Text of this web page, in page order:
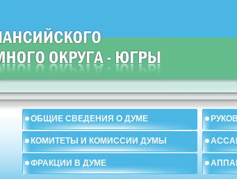
ОБЩИЕ СВЕДЕНИЯ О ДУМЕ
КОМИТЕТЫ И КОМИССИИ ДУМЫ
ФРАКЦИИ В ДУМЕ